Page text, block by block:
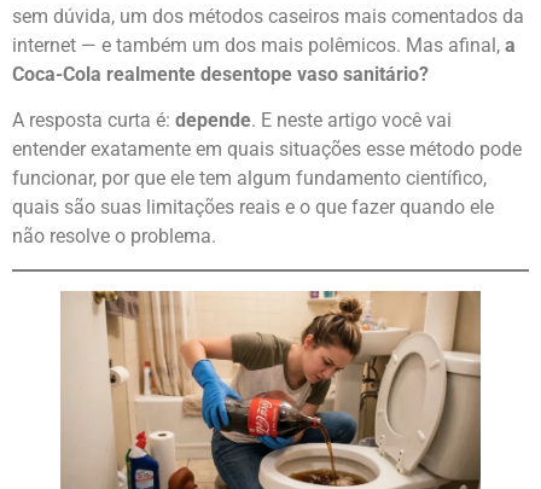
sem dúvida, um dos métodos caseiros mais comentados da
internet — e também um dos mais polêmicos. Mas afinal, a
Coca-Cola realmente desentope vaso sanitário?
A resposta curta é: depende. E neste artigo você vai
entender exatamente em quais situações esse método pode
funcionar, por que ele tem algum fundamento científico,
quais são suas limitações reais e o que fazer quando ele
não resolve o problema.